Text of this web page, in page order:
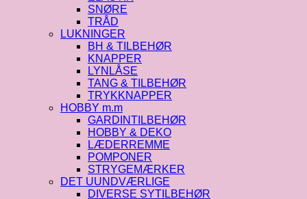
SNØRE
TRÅD
LUKNINGER
BH & TILBEHØR
KNAPPER
LYNLÅSE
TANG & TILBEHØR
TRYKKNAPPER
HOBBY m.m
GARDINTILBEHØR
HOBBY & DEKO
LÆDERREMME
POMPONER
STRYGEMÆRKER
DET UUNDVÆRLIGE
DIVERSE SYTILBEHØR